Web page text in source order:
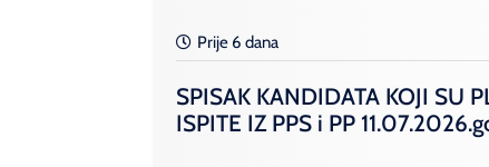
Prije 6 dana
SPISAK KANDIDATA KOJI SU
ISPITE IZ PPS i PP